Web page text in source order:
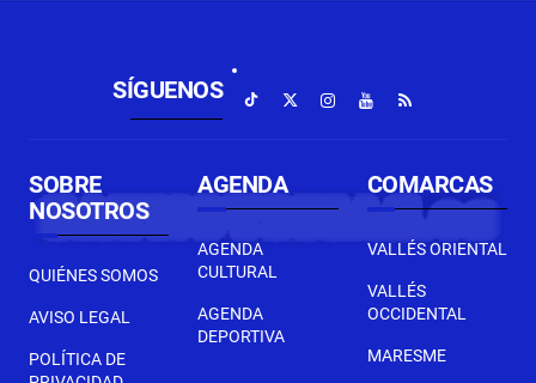
SÍGUENOS
SOBRE
NOSOTROS
QUIÉNES SOMOS
AVISO LEGAL
POLÍTICA DE
AGENDA
AGENDA
CULTURAL
AGENDA
DEPORTIVA
COMARCAS
VALLÉS ORIENTAL
VALLÉS
OCCIDENTAL
MARESME